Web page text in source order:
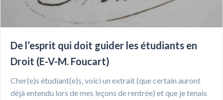
De l’esprit qui doit guider les étudiants en
Droit (E-V-M. Foucart)
Cher(e)s étudiant(e)s, voici un extrait (que certain auront
déjà entendu lors de mes leçons de rentrée) et que je tenais